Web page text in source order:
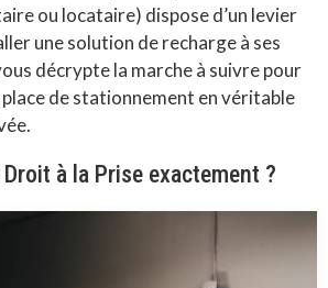
ou locataire) dispose d’un levier
une solution de recharge à ses
décrypte la marche à suivre pour
de stationnement en véritable
Droit à la Prise exactement ?